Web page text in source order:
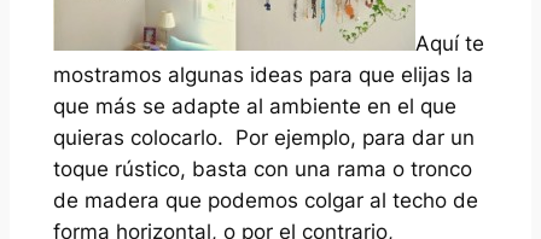
Aquí te
mostramos algunas ideas para que elijas la
que más se adapte al ambiente en el que
quieras colocarlo. Por ejemplo, para dar un
toque rústico, basta con una rama o tronco
de madera que podemos colgar al techo de
forma horizontal, o por el contrario,